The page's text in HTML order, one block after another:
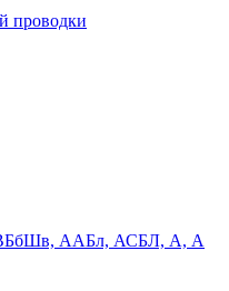
проводки
ААБл, АСБЛ, А, А